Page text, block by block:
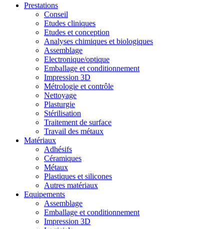
Prestations
Conseil
Etudes cliniques
Etudes et conception
Analyses chimiques et biologiques
Assemblage
Electronique/optique
Emballage et conditionnement
Impression 3D
Métrologie et contrôle
Nettoyage
Plasturgie
Stérilisation
Traitement de surface
Travail des métaux
Matériaux
Adhésifs
Céramiques
Métaux
Plastiques et silicones
Autres matériaux
Equipements
Assemblage
Emballage et conditionnement
Impression 3D